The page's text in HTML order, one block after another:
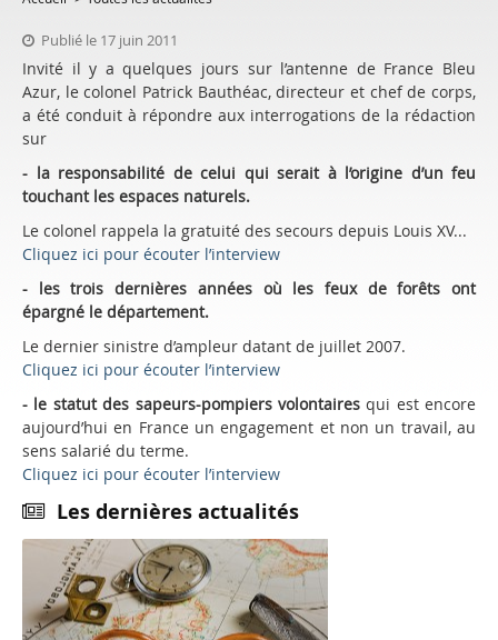
Publié le 17 juin 2011
Invité il y a quelques jours sur l’antenne de France Bleu
Azur, le colonel Patrick Bauthéac, directeur et chef de corps,
a été conduit à répondre aux interrogations de la rédaction
sur
- la responsabilité de celui qui serait à l’origine d’un feu
touchant les espaces naturels.
Le colonel rappela la gratuité des secours depuis Louis XV...
Cliquez ici pour écouter l’interview
- les trois dernières années où les feux de forêts ont
épargné le département.
Le dernier sinistre d’ampleur datant de juillet 2007.
Cliquez ici pour écouter l’interview
- le statut des sapeurs-pompiers volontairesqui est encore
aujourd’hui en France un engagement et non un travail, au
sens salarié du terme.
Cliquez ici pour écouter l’interview
Les dernières actualités